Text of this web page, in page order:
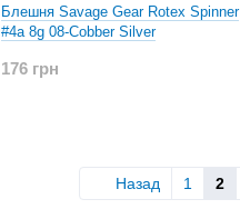
Блешня Savage Gear Rotex Spinner
#4a 8g 08-Cobber Silver
176 грн
Назад 1 2